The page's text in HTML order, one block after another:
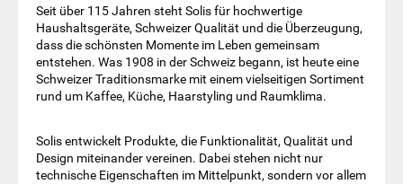
Seit über 115 Jahren steht Solis für hochwertige
Haushaltsgeräte, Schweizer Qualität und die Überzeugung,
dass die schönsten Momente im Leben gemeinsam
entstehen. Was 1908 in der Schweiz begann, ist heute eine
Schweizer Traditionsmarke mit einem vielseitigen Sortiment
rund um Kaffee, Küche, Haarstyling und Raumklima.
Solis entwickelt Produkte, die Funktionalität, Qualität und
Design miteinander vereinen. Dabei stehen nicht nur
technische Eigenschaften im Mittelpunkt, sondern vor allem